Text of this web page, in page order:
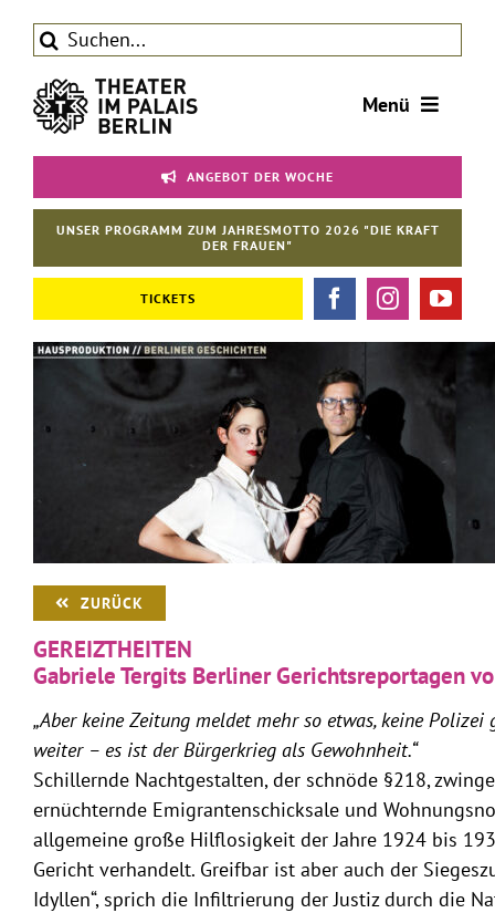
Inhalt
springen
Suche
Menü
Tickets
Theater
ANGEBOT DER WOCHE
UNSER PROGRAMM ZUM JAHRESMOTTO 2026 "DIE KRAFT
DER FRAUEN"
TICKETS
ZURÜCK
GEREIZTHEITEN
Gabriele Tergits Berliner Gerichtsreportagen
„Aber keine Zeitung meldet mehr so etwas, keine
weiter – es ist der Bürgerkrieg als Gewohnheit.“
Schillernde Nachtgestalten, der schnöde §218,
ernüchternde Emigrantenschicksale und
allgemeine große Hilflosigkeit der Jahre 1924 bis
Gericht verhandelt. Greifbar ist aber auch der
Idyllen“, sprich die Infiltrierung der Justiz durch die